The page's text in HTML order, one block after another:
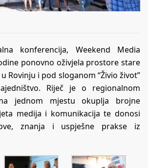
konferencija, Weekend Media
ponovno oživjela prostore stare
Rovinju i pod sloganom “Živio život”
Riječ je o regionalnom
jednom mjestu okuplja brojne
medija i komunikacija te donosi
znanja i uspješne prakse iz